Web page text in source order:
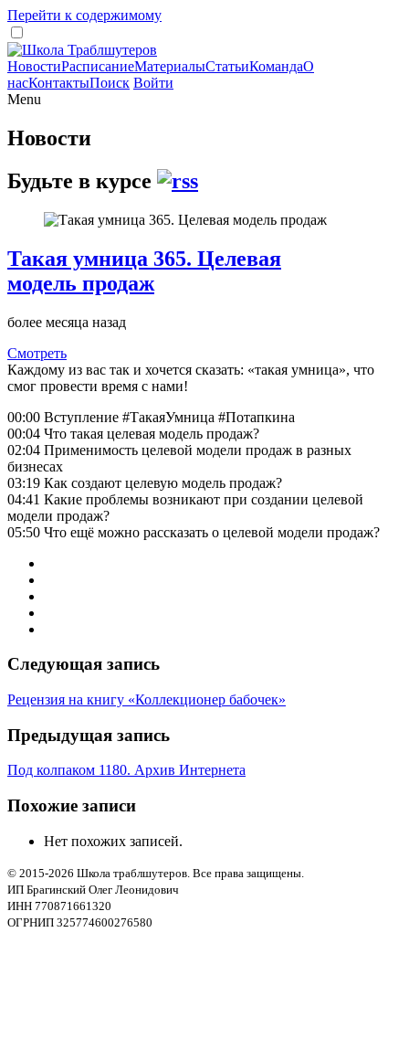
Перейти к содержимому
НовостиРасписаниеМатериалыСтатьиКомандаО
насКонтактыПоиск Войти
Menu
Новости
Будьте в курсе
Такая умница 365. Целевая
модель продаж
более месяца назад
Смотреть
Каждому из вас так и хочется сказать: «такая умница», что
смог провести время с нами!
00:00 Вступление #ТакаяУмница #Потапкина
00:04 Что такая целевая модель продаж?
02:04 Применимость целевой модели продаж в разных
бизнесах
03:19 Как создают целевую модель продаж?
04:41 Какие проблемы возникают при создании целевой
модели продаж?
05:50 Что ещё можно рассказать о целевой модели продаж?
Следующая запись
Рецензия на книгу «Коллекционер бабочек»
Предыдущая запись
Под колпаком 1180. Архив Интернета
Похожие записи
Нет похожих записей.
© 2015-2026 Школа траблшутеров. Все права защищены.
ИП Брагинский Олег Леонидович
ИНН 770871661320
ОГРНИП 325774600276580